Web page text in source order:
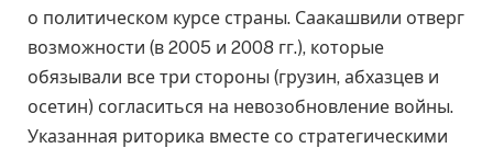
о политическом курсе страны. Саакашвили отверг
возможности (в 2005 и 2008 гг.), которые
обязывали все три стороны (грузин, абхазцев и
осетин) согласиться на невозобновление войны.
Указанная риторика вместе со стратегическими